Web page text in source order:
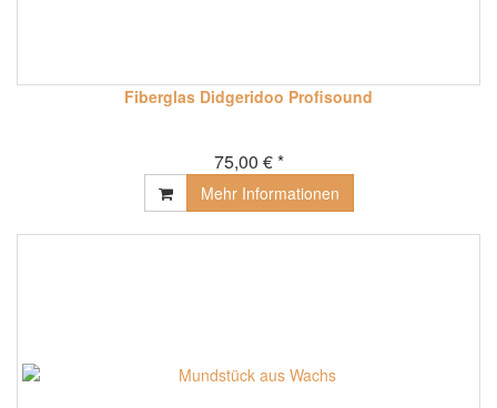
Fiberglas Didgeridoo Profisound
75,00 € *
Mehr Informationen